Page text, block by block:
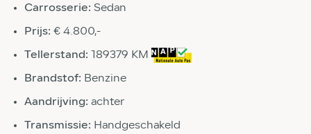
Carrosserie: Sedan
Prijs: € 4.800,-
Tellerstand: 189379 KM
Brandstof: Benzine
Aandrijving: achter
Transmissie: Handgeschakeld